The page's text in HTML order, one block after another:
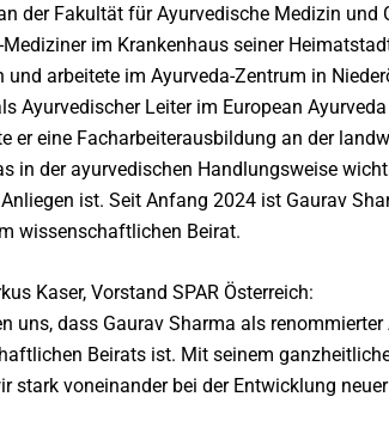
der Fakultät für Ayurvedische Medizin und
Mediziner im Krankenhaus seiner
und arbeitete im Ayurveda-Zentrum in
Ayurvedischer Leiter im European
er eine Facharbeiterausbildung an der
in der ayurvedischen Handlungsweise
ist. Seit Anfang 2024 ist Gaurav
wissenschaftlichen Beirat.
Kaser, Vorstand SPAR Österreich:
uns, dass Gaurav Sharma als
Beirats ist. Mit seinem
stark voneinander bei der Entwicklung